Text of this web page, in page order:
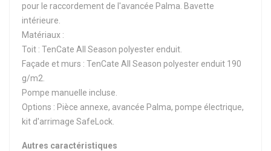
pour le raccordement de l'avancée Palma. Bavette
intérieure.
Matériaux :
Toit : TenCate All Season polyester enduit.
Façade et murs : TenCate All Season polyester enduit 190
g/m2.
Pompe manuelle incluse.
Options : Pièce annexe, avancée Palma, pompe électrique,
kit d'arrimage SafeLock.
Autres caractéristiques